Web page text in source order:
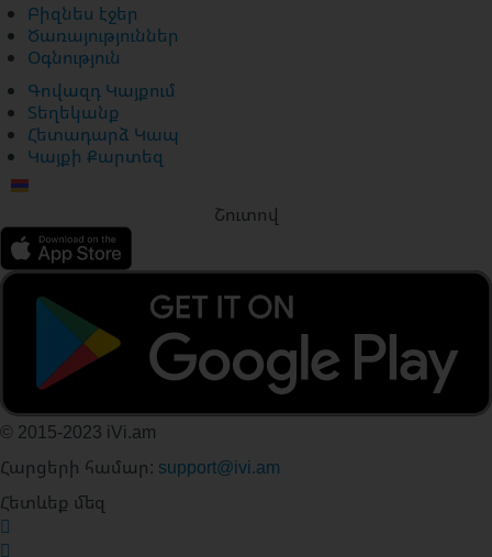
Բիզնես էջեր
Ծառայություններ
Օգնություն
Գովազդ Կայքում
Տեղեկանք
Հետադարձ Կապ
Կայքի Քարտեզ
Շուտով
© 2015-2023 iVi.am
Հարցերի համար: support@ivi.am
Հետևեք մեզ